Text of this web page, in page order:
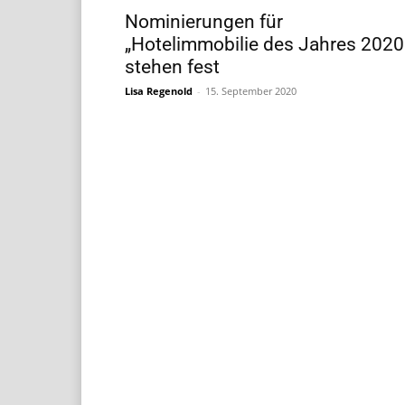
Nominierungen für
„Hotelimmobilie des Jahres
stehen fest
Lisa Regenold - 15. September 2020